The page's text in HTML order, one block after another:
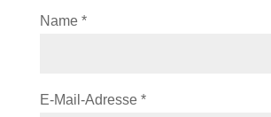
Name *
E-Mail-Adresse *